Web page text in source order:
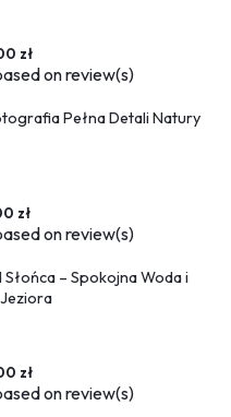
zł
onreview(s)
Pełna Detali Natury
zł
onreview(s)
– Spokojna Woda i
zł
onreview(s)